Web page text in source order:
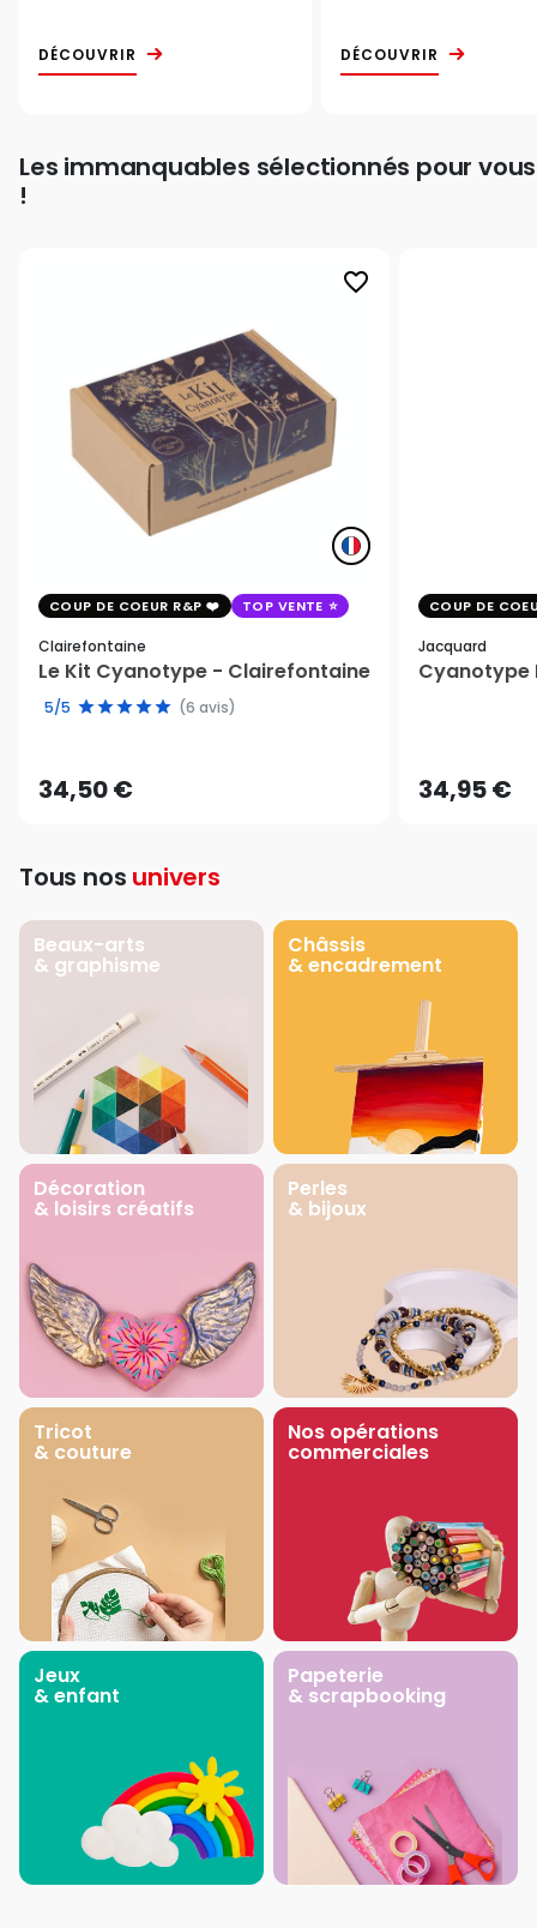
DÉCOUVRIR DÉCOUVRIR
Les immanquables sélectionnés pour vous
!
favorite_border
COUP DE COEUR R&P TOP VENTE
Clairefontaine
Le Kit Cyanotype - Clairefontaine
5/5 (6 avis)
34,50 €
COUP DE
Jacquard
Cyanotype
34,95 €
Tous nos univers
Beaux-arts
& graphisme
Châssis
& encadrement
Décoration
& loisirs créatifs
Perles
& bijoux
Tricot
& couture
Nos opérations
commerciales
Jeux
& enfant
Papeterie
& scrapbooking